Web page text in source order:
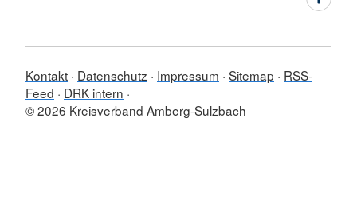
Kontakt Datenschutz Impressum Sitemap
RSS-
Feed
DRK intern
© 2026 Kreisverband Amberg-Sulzbach